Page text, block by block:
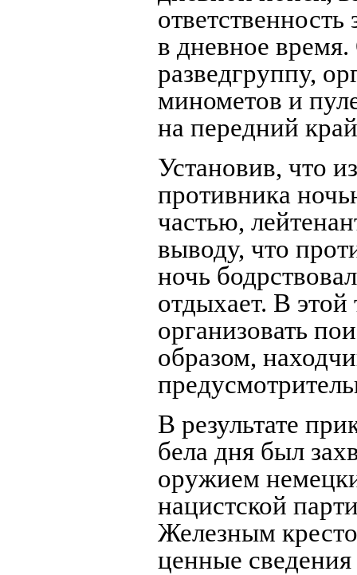
ответственность
в дневное
разведгруппу,
минометов и
на передний
Установив, что
противника
частью,
выводу, что
ночь
отдыхает. В
организовать
образом,
В результате
бела дня был
оружием
нацистской
Железным
ценные